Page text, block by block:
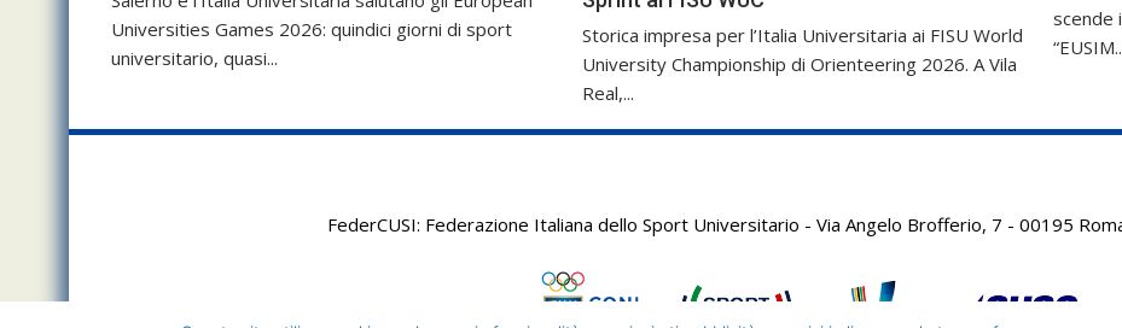
Universities Games 2026: quindici giorni di sport
universitario, quasi...
Storica impresa per l’Italia Universitaria ai FISU World
University Championship di Orienteering 2026. A Vila
Real,...
scende
FederCUSI: Federazione Italiana dello Sport Universitario - Via Angelo Brofferio, 7 - 00195